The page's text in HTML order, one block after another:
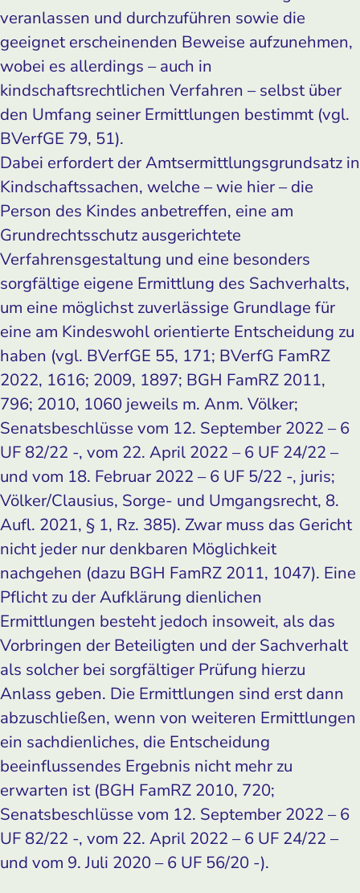
veranlassen und durchzuführen sowie die
geeignet erscheinenden Beweise aufzunehmen,
wobei es allerdings – auch in
kindschaftsrechtlichen Verfahren – selbst über
den Umfang seiner Ermittlungen bestimmt (vgl.
BVerfGE 79, 51).
Dabei erfordert der Amtsermittlungsgrundsatz in
Kindschaftssachen, welche – wie hier – die
Person des Kindes anbetreffen, eine am
Grundrechtsschutz ausgerichtete
Verfahrensgestaltung und eine besonders
sorgfältige eigene Ermittlung des Sachverhalts,
um eine möglichst zuverlässige Grundlage für
eine am Kindeswohl orientierte Entscheidung zu
haben (vgl. BVerfGE 55, 171; BVerfG FamRZ
2022, 1616; 2009, 1897; BGH FamRZ 2011,
796; 2010, 1060 jeweils m. Anm. Völker;
Senatsbeschlüsse vom 12. September 2022 – 6
UF 82/22 -, vom 22. April 2022 – 6 UF 24/22 –
und vom 18. Februar 2022 – 6 UF 5/22 -, juris;
Völker/Clausius, Sorge- und Umgangsrecht, 8.
Aufl. 2021, § 1, Rz. 385). Zwar muss das Gericht
nicht jeder nur denkbaren Möglichkeit
nachgehen (dazu BGH FamRZ 2011, 1047). Eine
Pflicht zu der Aufklärung dienlichen
Ermittlungen besteht jedoch insoweit, als das
Vorbringen der Beteiligten und der Sachverhalt
als solcher bei sorgfältiger Prüfung hierzu
Anlass geben. Die Ermittlungen sind erst dann
abzuschließen, wenn von weiteren Ermittlungen
ein sachdienliches, die Entscheidung
beeinflussendes Ergebnis nicht mehr zu
erwarten ist (BGH FamRZ 2010, 720;
Senatsbeschlüsse vom 12. September 2022 – 6
UF 82/22 -, vom 22. April 2022 – 6 UF 24/22 –
und vom 9. Juli 2020 – 6 UF 56/20 -).